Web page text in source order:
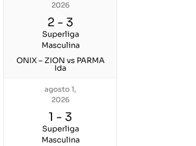
2026
2 - 3
Superliga
Masculina
ONIX – ZION vs PARMA
Ida
agosto 1,
2026
1 - 3
Superliga
Masculina